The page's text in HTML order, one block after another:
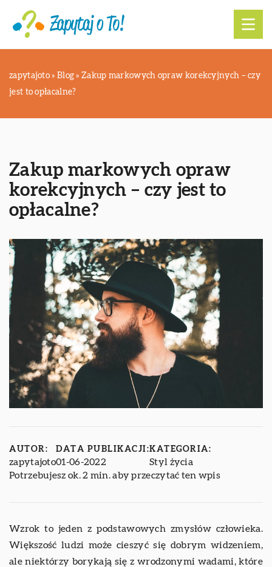
zapytajoto » Blog »Zakup markowych opraw korekcyjnych – czy
jest to opłacalne?
Zakup markowych opraw
korekcyjnych – czy jest to
opłacalne?
AUTOR:
zapytajoto
DATA PUBLIKACJI:
01-06-2022
KATEGORIA:
Styl życia
Potrzebujesz ok. 2 min. aby przeczytać ten wpis
Wzrok to jeden z podstawowych zmysłów człowieka.
Większość ludzi może cieszyć się dobrym widzeniem,
ale niektórzy borykają się z wrodzonymi wadami, które